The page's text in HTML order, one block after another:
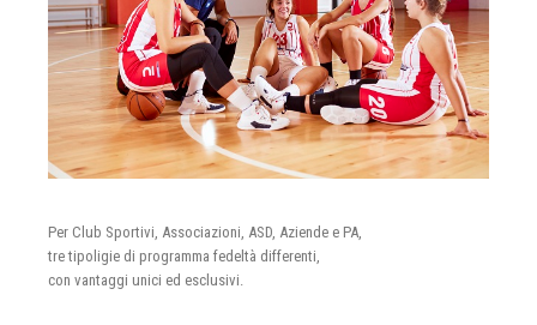
Per Club Sportivi, Associazioni, ASD, Aziende e PA,
tre tipoligie di programma fedeltà differenti,
con vantaggi unici ed esclusivi.